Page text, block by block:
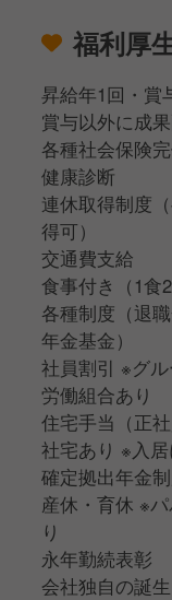
福利厚
昇給年1回・賞
賞与以外に成
各種社会保険
健康診断
連休取得制度
得可）
交通費支給
食事付き（1食
各種制度（退
年金基金）
社員割引 ※グ
労働組合あり
住宅手当（正
社宅あり ※入
確定拠出年金
産休・育休 ※
り
永年勤続表彰
会社独自の誕